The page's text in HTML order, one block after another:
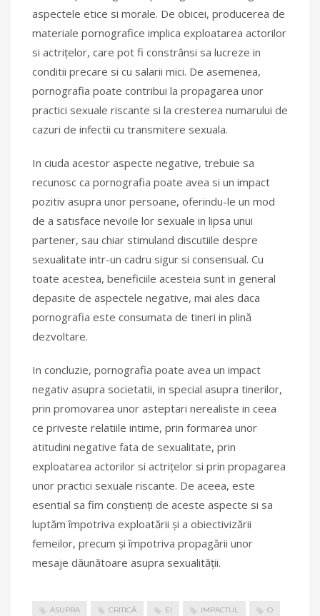
aspectele etice si morale. De obicei, producerea de
materiale pornografice implica exploatarea actorilor
si actrițelor, care pot fi constrânsi sa lucreze in
conditii precare si cu salarii mici. De asemenea,
pornografia poate contribui la propagarea unor
practici sexuale riscante si la cresterea numarului de
cazuri de infectii cu transmitere sexuala.
In ciuda acestor aspecte negative, trebuie sa
recunosc ca pornografia poate avea si un impact
pozitiv asupra unor persoane, oferindu-le un mod
de a satisface nevoile lor sexuale in lipsa unui
partener, sau chiar stimuland discutiile despre
sexualitate intr-un cadru sigur si consensual. Cu
toate acestea, beneficiile acesteia sunt in general
depasite de aspectele negative, mai ales daca
pornografia este consumata de tineri in plină
dezvoltare.
In concluzie, pornografia poate avea un impact
negativ asupra societatii, in special asupra tinerilor,
prin promovarea unor asteptari nerealiste in ceea
ce priveste relatiile intime, prin formarea unor
atitudini negative fata de sexualitate, prin
exploatarea actorilor si actrițelor si prin propagarea
unor practici sexuale riscante. De aceea, este
esential sa fim conștienți de aceste aspecte si sa
luptăm împotriva exploatării și a obiectivizării
femeilor, precum și împotriva propagării unor
mesaje dăunătoare asupra sexualității.
ASUPRA CRITICĂ EI IMPACTUL O